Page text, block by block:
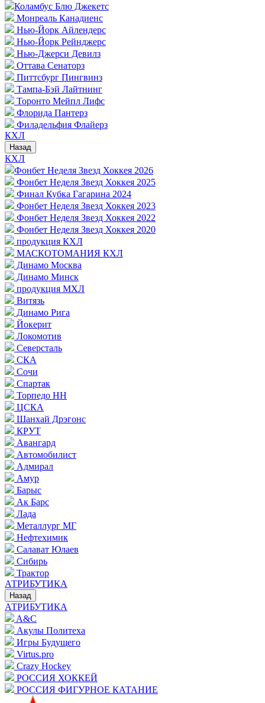
Коламбус Блю Джекетс
Монреаль Канадиенс
Нью-Йорк Айлендерс
Нью-Йорк Рейнджерс
Нью-Джерси Девилз
Оттава Сенаторз
Питтсбург Пингвинз
Тампа-Бэй Лайтнинг
Торонто Мейпл Лифс
Флорида Пантерз
Филадельфия Флайерз
КХЛ
Назад
КХЛ
Фонбет Неделя Звезд Хоккея 2026
Фонбет Неделя Звезд Хоккея 2025
Финал Кубка Гагарина 2024
Фонбет Неделя Звезд Хоккея 2023
Фонбет Неделя Звезд Хоккея 2022
Фонбет Неделя Звезд Хоккея 2020
продукция КХЛ
МАСКОТОМАНИЯ КХЛ
Динамо Москва
Динамо Минск
продукция МХЛ
Витязь
Динамо Рига
Йокерит
Локомотив
Северсталь
СКА
Сочи
Спартак
Торпедо НН
ЦСКА
Шанхай Дрэгонс
КРУТ
Авангард
Автомобилист
Адмирал
Амур
Барыс
Ак Барс
Лада
Металлург МГ
Нефтехимик
Салават Юлаев
Сибирь
Трактор
АТРИБУТИКА
Назад
АТРИБУТИКА
A&C
Акулы Политеха
Игры Будущего
Virtus.pro
Crazy Hockey
РОССИЯ ХОККЕЙ
РОССИЯ ФИГУРНОЕ КАТАНИЕ